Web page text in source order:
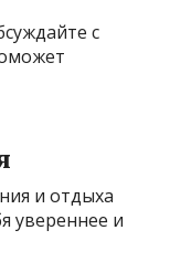
с
и отдыха
увереннее и